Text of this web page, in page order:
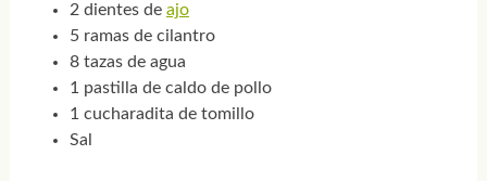
2 dientes de ajo
5 ramas de cilantro
8 tazas de agua
1 pastilla de caldo de pollo
1 cucharadita de tomillo
Sal